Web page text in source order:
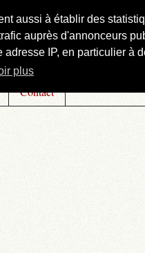
aussi à établir des
auprès d'annonceurs
IP, en particulier à
plus
Contact